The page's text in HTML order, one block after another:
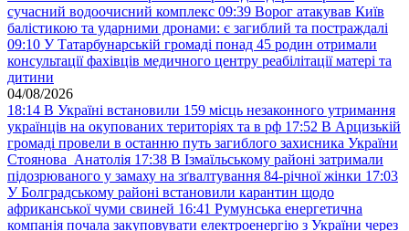
сучасний водоочисний комплекс 09:39 Ворог атакував Київ
балістикою та ударними дронами: є загиблий та постраждалі
09:10 У Татарбунарській громаді понад 45 родин отримали
консультації фахівців медичного центру реабілітації матері та
дитини
04/08/2026
18:14 В Україні встановили 159 місць незаконного утримання
українців на окупованих територіях та в рф 17:52 В Арцизькій
громаді провели в останню путь загиблого захисника України
Стоянова Анатолія 17:38 В Ізмаїльському районі затримали
підозрюваного у замаху на зґвалтування 84-річної жінки 17:03
У Болградському районі встановили карантин щодо
африканської чуми свиней 16:41 Румунська енергетична
компанія почала закуповувати електроенергію з України через